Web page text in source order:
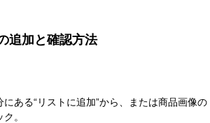
追加と確認方法
ある“リストに追加”から、または商品画像の
。